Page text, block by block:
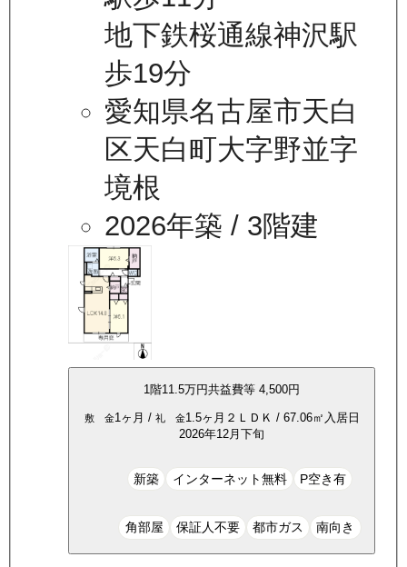
地下鉄桜通線神沢駅
歩19分
愛知県名古屋市天白
区天白町大字野並字
境根
2026年築 / 3階建
1 階11.5万円共益費等 4,500円
敷 金1ヶ月 / 礼 金1.5ヶ月 ２ＬＤＫ / 67.06㎡ 入居日
2026年12月下旬
新築 インターネット無料 P空き有
角部屋 保証人不要 都市ガス 南向き